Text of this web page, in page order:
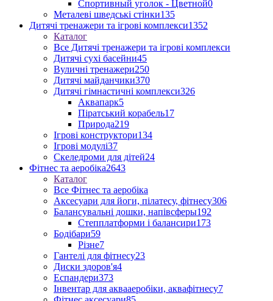
Спортивный уголок - Цветной0
Металеві шведські стінки135
Дитячі тренажери та ігрові комплекси1352
Каталог
Все Дитячі тренажери та ігрові комплекси
Дитячі сухі басейни45
Вуличні тренажери250
Дитячі майданчики370
Дитячі гімнастичні комплекси326
Аквапарк5
Піратський корабель17
Природа219
Ігрові конструктори134
Ігрові модулі37
Скеледроми для дітей24
Фітнес та аеробіка2643
Каталог
Все Фітнес та аеробіка
Аксесуари для йоги, пілатесу, фітнесу306
Балансувальні дошки, напівсферы192
Степплатформи і балансири173
Бодібари59
Різне7
Гантелі для фітнесу23
Диски здоров'я4
Еспандери373
Інвентар для аквааеробіки, аквафітнесу7